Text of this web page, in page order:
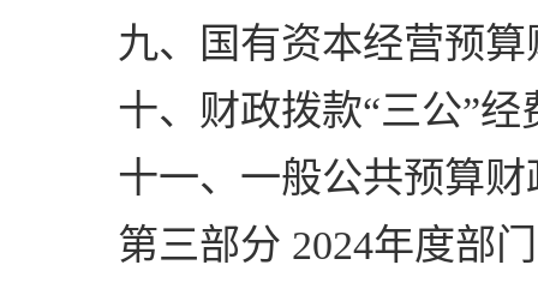
九、国有资本经营预
十、财政拨款“三公”
十一、一般公共预算
第三部分 2024年度部